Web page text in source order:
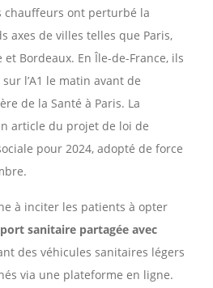
chauffeurs ont perturbé la
axes de villes telles que Paris,
Bordeaux. En Île-de-France, ils
l’A1 le matin avant de
de la Santé à Paris. La
article du projet de loi de
pour 2024, adopté de force
à inciter les patients à opter
sanitaire partagée avec
des véhicules sanitaires légers
via une plateforme en ligne.